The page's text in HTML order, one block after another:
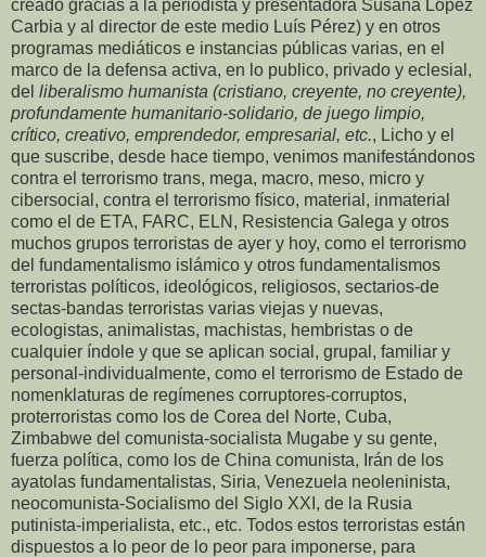
creado gracias a la periodista y presentadora Susana López
Carbia y al director de este medio Luís Pérez) y en otros
programas mediáticos e instancias públicas varias, en el
marco de la defensa activa, en lo publico, privado y eclesial,
del liberalismo humanista (cristiano, creyente, no creyente),
profundamente humanitario-solidario, de juego limpio,
crítico, creativo, emprendedor, empresarial, etc., Licho y el
que suscribe, desde hace tiempo, venimos manifestándonos
contra el terrorismo trans, mega, macro, meso, micro y
cibersocial, contra el terrorismo físico, material, inmaterial
como el de ETA, FARC, ELN, Resistencia Galega y otros
muchos grupos terroristas de ayer y hoy, como el terrorismo
del fundamentalismo islámico y otros fundamentalismos
terroristas políticos, ideológicos, religiosos, sectarios-de
sectas-bandas terroristas varias viejas y nuevas,
ecologistas, animalistas, machistas, hembristas o de
cualquier índole y que se aplican social, grupal, familiar y
personal-individualmente, como el terrorismo de Estado de
nomenklaturas de regímenes corruptores-corruptos,
proterroristas como los de Corea del Norte, Cuba,
Zimbabwe del comunista-socialista Mugabe y su gente,
fuerza política, como los de China comunista, Irán de los
ayatolas fundamentalistas, Siria, Venezuela neoleninista,
neocomunista-Socialismo del Siglo XXI, de la Rusia
putinista-imperialista, etc., etc. Todos estos terroristas están
dispuestos a lo peor de lo peor para imponerse, para